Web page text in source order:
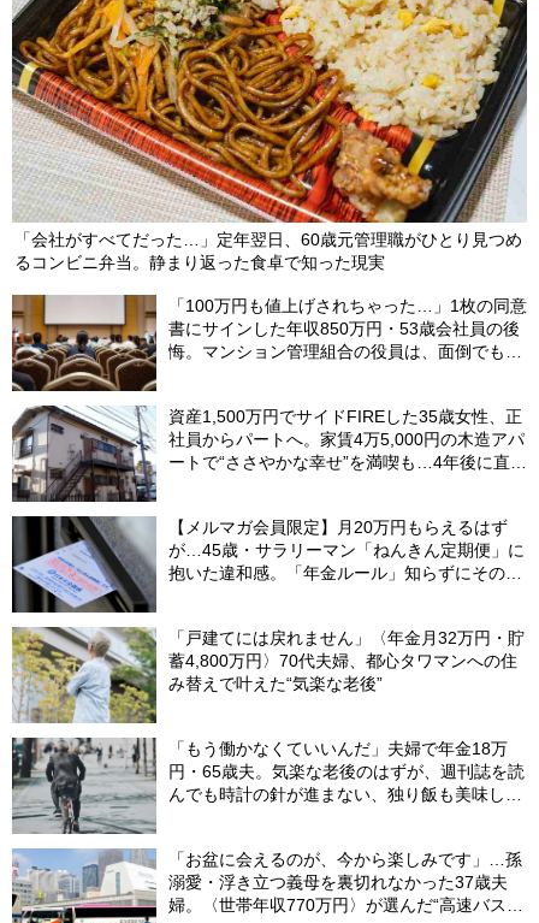
「会社がすべてだった…」定年翌日、60歳元管理職がひとり見つめ
るコンビニ弁当。静まり返った食卓で知った現実
「100万円も値上げされちゃった…」1枚の同意
書にサインした年収850万円・53歳会社員の後
悔。マンション管理組合の役員は、面倒でも自
資産1,500万円でサイドFIREした35歳女性、正
社員からパートへ。家賃4万5,000円の木造アパ
ートで“ささやかな幸せ”を満喫も…4年後に直面
【メルマガ会員限定】月20万円もらえるはず
が…45歳・サラリーマン「ねんきん定期便」に
抱いた違和感。「年金ルール」知らずにそのま
「戸建てには戻れません」〈年金月32万円・貯
蓄4,800万円〉70代夫婦、都心タワマンへの住
み替えで叶えた“気楽な老後”
「もう働かなくていいんだ」夫婦で年金18万
円・65歳夫。気楽な老後のはずが、週刊誌を読
んでも時計の針が進まない、独り飯も美味しく
「お盆に会えるのが、今から楽しみです」…孫
溺愛・浮き立つ義母を裏切れなかった37歳夫
婦。〈世帯年収770万円〉が選んだ“高速バス帰